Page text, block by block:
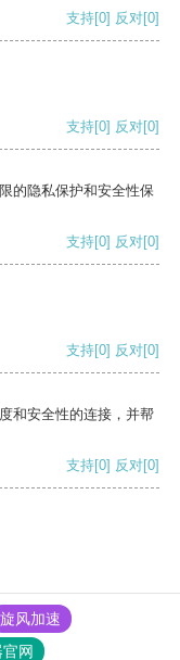
支持[0] 反对[0]
支持[0] 反对[0]
的隐私保护和安全性保
支持[0] 反对[0]
支持[0] 反对[0]
和安全性的连接，并帮
支持[0] 反对[0]
旋风加速
网